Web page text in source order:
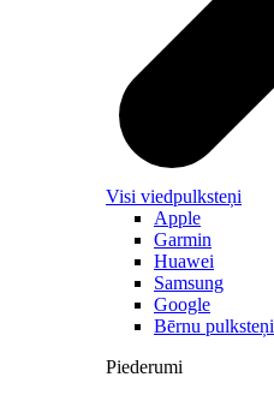
Visi viedpulksteņi
Apple
Garmin
Huawei
Samsung
Google
Bērnu pulksteņi
Piederumi